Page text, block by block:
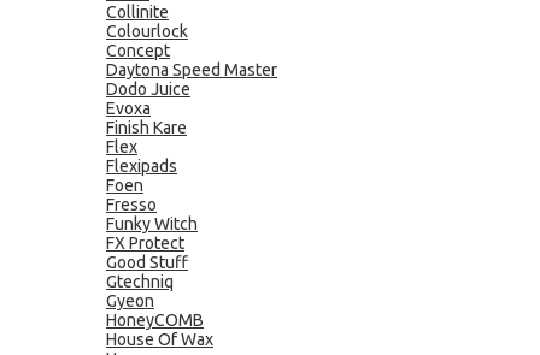
Collinite
Colourlock
Concept
Daytona Speed Master
Dodo Juice
Evoxa
Finish Kare
Flex
Flexipads
Foen
Fresso
Funky Witch
FX Protect
Good Stuff
Gtechniq
Gyeon
HoneyCOMB
House Of Wax